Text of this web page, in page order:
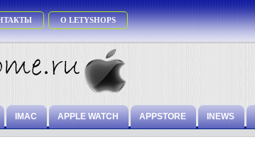
О LETYSHOPS
IMAC APPLE WATCH APPSTORE INEWS